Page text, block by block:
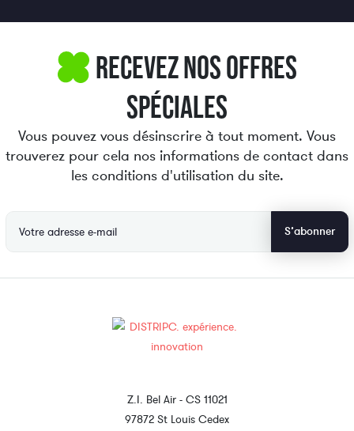
Recevez nos offres
spéciales
Vous pouvez vous désinscrire à tout moment. Vous
trouverez pour cela nos informations de contact dans
les conditions d'utilisation du site.
Z.I. Bel Air - CS 11021
97872 St Louis Cedex